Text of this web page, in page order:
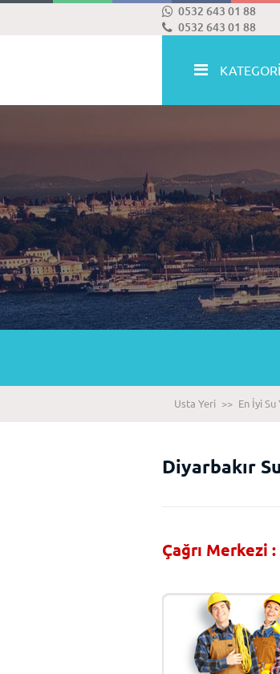
0532 643 01 88
0532 643 01 88
Usta Yeri >> En İyi Su
Diyarbakır
Çağrı Merkezi